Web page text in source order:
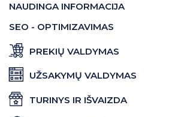
NAUDINGA INFORMACIJA
SEO - OPTIMIZAVIMAS
PREKIŲ VALDYMAS
UŽSAKYMŲ VALDYMAS
TURINYS IR IŠVAIZDA